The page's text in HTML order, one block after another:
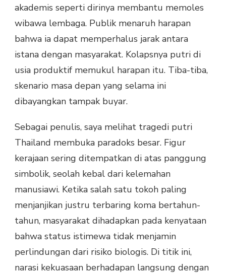
akademis seperti dirinya membantu memoles
wibawa lembaga. Publik menaruh harapan
bahwa ia dapat memperhalus jarak antara
istana dengan masyarakat. Kolapsnya putri di
usia produktif memukul harapan itu. Tiba-tiba,
skenario masa depan yang selama ini
dibayangkan tampak buyar.
Sebagai penulis, saya melihat tragedi putri
Thailand membuka paradoks besar. Figur
kerajaan sering ditempatkan di atas panggung
simbolik, seolah kebal dari kelemahan
manusiawi. Ketika salah satu tokoh paling
menjanjikan justru terbaring koma bertahun-
tahun, masyarakat dihadapkan pada kenyataan
bahwa status istimewa tidak menjamin
perlindungan dari risiko biologis. Di titik ini,
narasi kekuasaan berhadapan langsung dengan